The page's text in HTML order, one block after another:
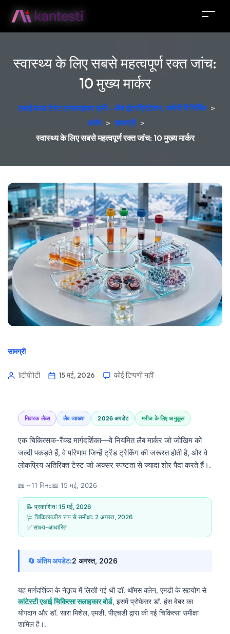
स्वास्थ्य के लिए सबसे महत्वपूर्ण रक्त जांच:
10 मुख्य मार्कर
एआई ब्लड टेस्ट एनालाइजर फ्री - लैब इंटरप्रिटेशन, जर्मनी में निर्मित >
ब्लॉग > सामग्री >
स्वास्थ्य के लिए सबसे महत्वपूर्ण रक्त जांच: 10 मुख्य मार्कर
सामग्री
1टीपी1टी 15 मई, 2026 कोई टिप्पणी नहीं
निवारक लैब्स लैब व्याख्या 2026 अपडेट मरीज के लिए अनुकूल
एक चिकित्सक-रैंक्ड मार्गदर्शिका—वे नियमित लैब मार्कर जो जोखिम को
जल्दी पकड़ते हैं, वे परिणाम जिन्हें ट्रेंड ट्रैकिंग की जरूरत होती है, और वे
लोकप्रिय अतिरिक्त टेस्ट जो अक्सर स्पष्टता से ज्यादा शोर पैदा करते हैं।.
📖 ~11 मिनट📅 15 मई, 2026
📝 प्रकाशित: 15 मई, 2026
🩺 चिकित्सकीय रूप से समीक्षा: 2 अगस्त, 2026
✅ साक्ष्य-आधारित
🔄 अंतिम अपडेट:2 अगस्त, 2026
यह मार्गदर्शिका के नेतृत्व में लिखी गई थीडॉ. थॉमस क्लेन, एमडीके सहयोग से
कांटेस्टी एआई चिकित्सा सलाहकार बोर्ड, इसमें प्रोफेसर डॉ. हंस वेबर का
योगदान और डॉ. सारा मिशेल, एमडी, पीएचडी द्वारा की गई चिकित्सा समीक्षा
शामिल है।.